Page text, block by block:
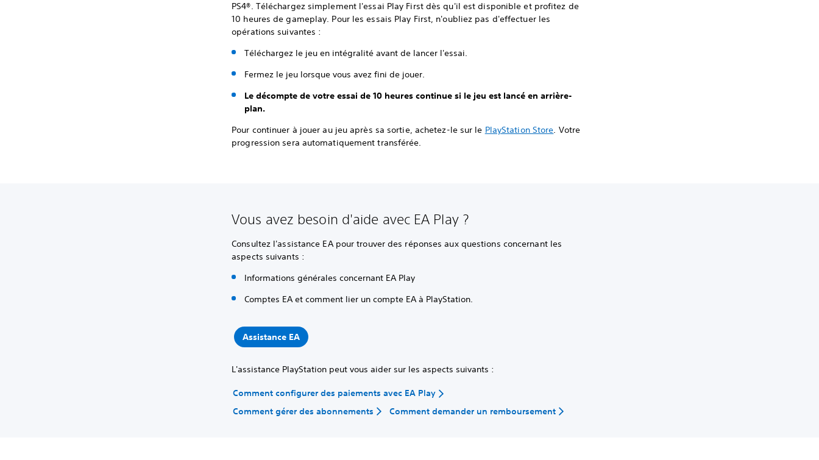
PS4®. Téléchargez simplement l'essai Play First dès qu'il est disponible et profitez de
10 heures de gameplay. Pour les essais Play First, n'oubliez pas d'effectuer les
opérations suivantes :
Téléchargez le jeu en intégralité avant de lancer l'essai.
Fermez le jeu lorsque vous avez fini de jouer.
Le décompte de votre essai de 10 heures continue si le jeu est lancé en arrière-
plan.
Pour continuer à jouer au jeu après sa sortie, achetez-le sur le PlayStation Store. Votre
progression sera automatiquement transférée.
Vous avez besoin d'aide avec EA Play ?
Consultez l'assistance EA pour trouver des réponses aux questions concernant les
aspects suivants :
Informations générales concernant EA Play
Comptes EA et comment lier un compte EA à PlayStation.
Assistance EA
L'assistance PlayStation peut vous aider sur les aspects suivants :
Comment configurer des paiements avec EA Play
Comment gérer des abonnements
Comment demander un remboursement